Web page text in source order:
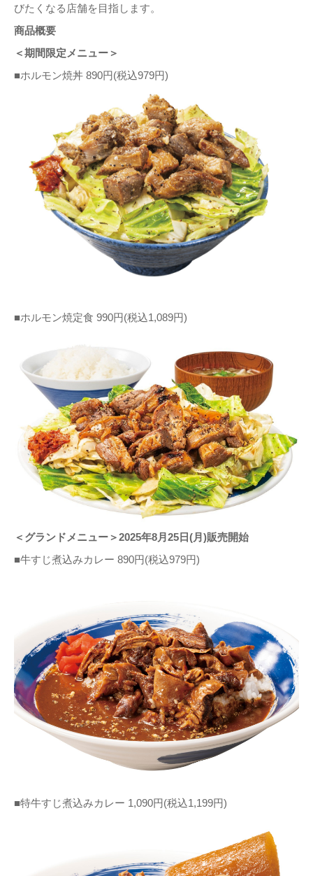
びたくなる店舗を目指します。
商品概要
＜期間限定メニュー＞
■ホルモン焼丼 890円(税込979円)
■ホルモン焼定食 990円(税込1,089円)
＜グランドメニュー＞2025年8月25日(月)販売開始
■牛すじ煮込みカレー 890円(税込979円)
■特牛すじ煮込みカレー 1,090円(税込1,199円)